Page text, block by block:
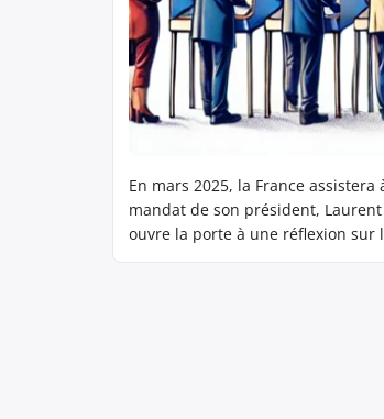
En mars 2025, la France
mandat de son président,
ouvre la porte à une réflexion